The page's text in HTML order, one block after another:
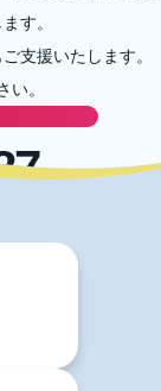
す。
支援いたします。
い。